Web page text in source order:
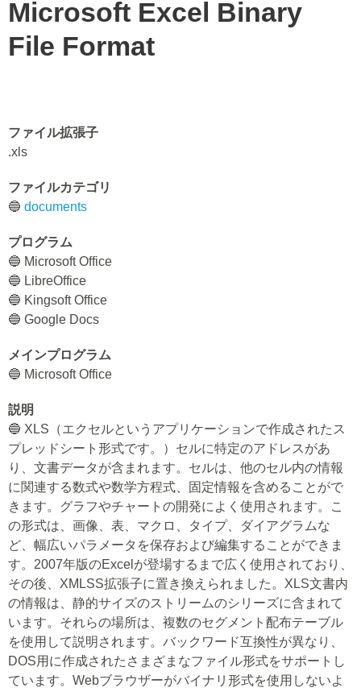
Microsoft Excel Binary
File Format
ファイル拡張子
.xls
ファイルカテゴリ
🔵 documents
プログラム
🔵 Microsoft Office
🔵 LibreOffice
🔵 Kingsoft Office
🔵 Google Docs
メインプログラム
🔵 Microsoft Office
説明
🔵 XLS（エクセルというアプリケーションで作成されたス
プレッドシート形式です。）セルに特定のアドレスがあ
り、文書データが含まれます。セルは、他のセル内の情報
に関連する数式や数学方程式、固定情報を含めることがで
きます。グラフやチャートの開発によく使用されます。こ
の形式は、画像、表、マクロ、タイプ、ダイアグラムな
ど、幅広いパラメータを保存および編集することができま
す。2007年版のExcelが登場するまで広く使用されており、
その後、XMLSS拡張子に置き換えられました。XLS文書内
の情報は、静的サイズのストリームのシリーズに含まれて
います。それらの場所は、複数のセグメント配布テーブル
を使用して説明されます。バックワード互換性が異なり、
DOS用に作成されたさまざまなファイル形式をサポートし
ています。Webブラウザーがバイナリ形式を使用しないよ